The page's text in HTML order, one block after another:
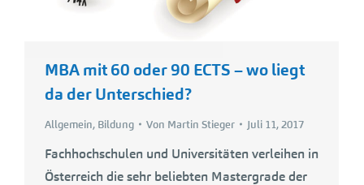
MBA mit 60 oder 90 ECTS – wo liegt
da der Unterschied?
Allgemein, Bildung Von Martin Stieger Juli 11, 2017
Fachhochschulen und Universitäten verleihen in
Österreich die sehr beliebten Mastergrade der